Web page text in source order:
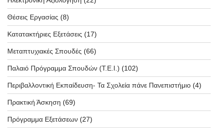
Θέσεις Εργασίας (8)
Κατατακτήριες Εξετάσεις (17)
Μεταπτυχιακές Σπουδές (66)
Παλαιό Πρόγραμμα Σπουδών (T.E.I.) (102)
Περιβαλλοντική Εκπαίδευση- Τα Σχολεία πάνε Πανεπιστήμιο (4)
Πρακτική Άσκηση (69)
Πρόγραμμα Εξετάσεων (27)